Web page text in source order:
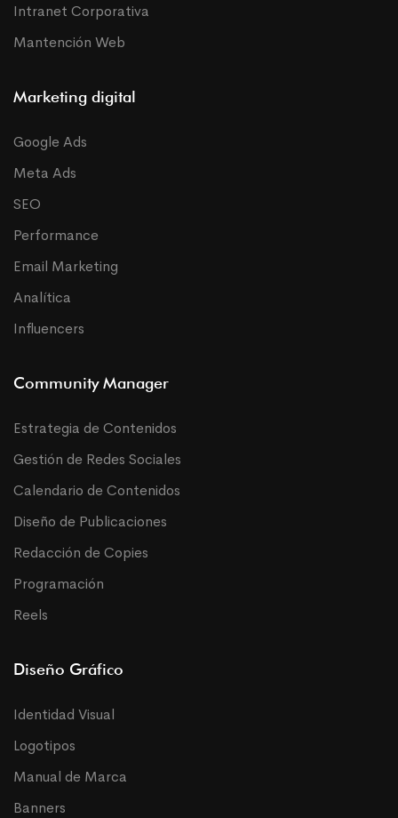
Intranet Corporativa
Mantención Web
Marketing digital
Google Ads
Meta Ads
SEO
Performance
Email Marketing
Analítica
Influencers
Community Manager
Estrategia de Contenidos
Gestión de Redes Sociales
Calendario de Contenidos
Diseño de Publicaciones
Redacción de Copies
Programación
Reels
Diseño Gráfico
Identidad Visual
Logotipos
Manual de Marca
Banners